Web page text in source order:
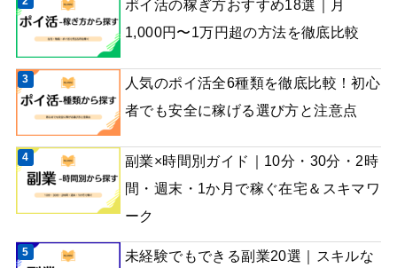
ポイ活の稼ぎ方おすすめ18選｜月
1,000円〜1万円超の方法を徹底比較
人気のポイ活全6種類を徹底比較！初心
者でも安全に稼げる選び方と注意点
副業×時間別ガイド｜10分・30分・2時
間・週末・1か月で稼ぐ在宅＆スキマワ
ーク
未経験でもできる副業20選｜スキルな